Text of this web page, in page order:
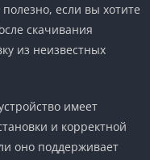
если вы хотите
скачивания
из неизвестных
имеет
и корректной
оно поддерживает